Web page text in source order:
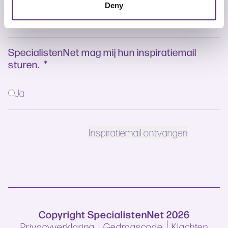
Deny
SpecialistenNet mag mij hun inspiratiemail
sturen. *
Ja
Copyright SpecialistenNet 2026